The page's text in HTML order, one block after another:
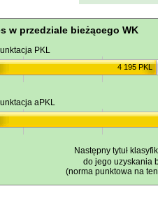
w przedziale bieżącego WK
PKL
4 195 PKL
aPKL
Następny tytuł
do jego uzyskania
(norma punktowa na